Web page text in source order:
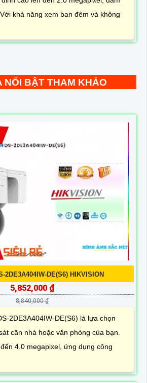
khả năng xem ban đêm và không
NỔI BẬT THAM KHẢO
2DE3A404IW-DE(S6) HIKVISION
5,852,000 ₫
8,840,000 ₫
2DE3A404IW-DE(S6) là lựa chọn
căn nhà hoặc văn phòng của bạn.
4.0 megapixel, ứng dụng công